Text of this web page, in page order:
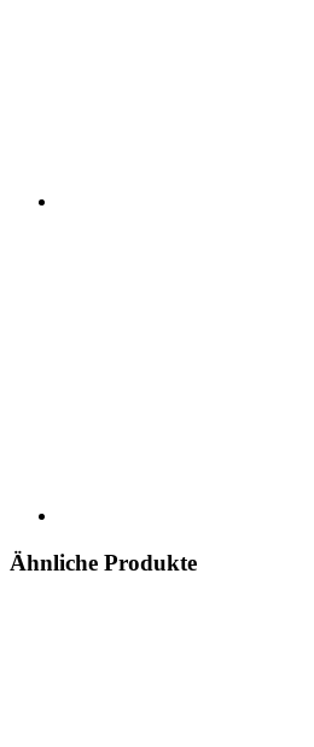
Ähnliche Produkte